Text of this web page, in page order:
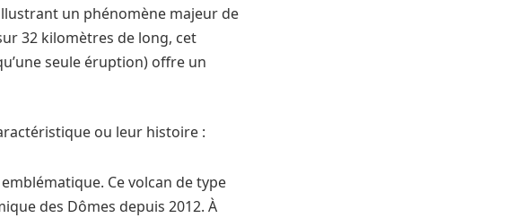
un phénomène majeur de
32 kilomètres de long, cet
seule éruption) offre un
ou leur histoire :
Ce volcan de type
des Dômes depuis 2012. À